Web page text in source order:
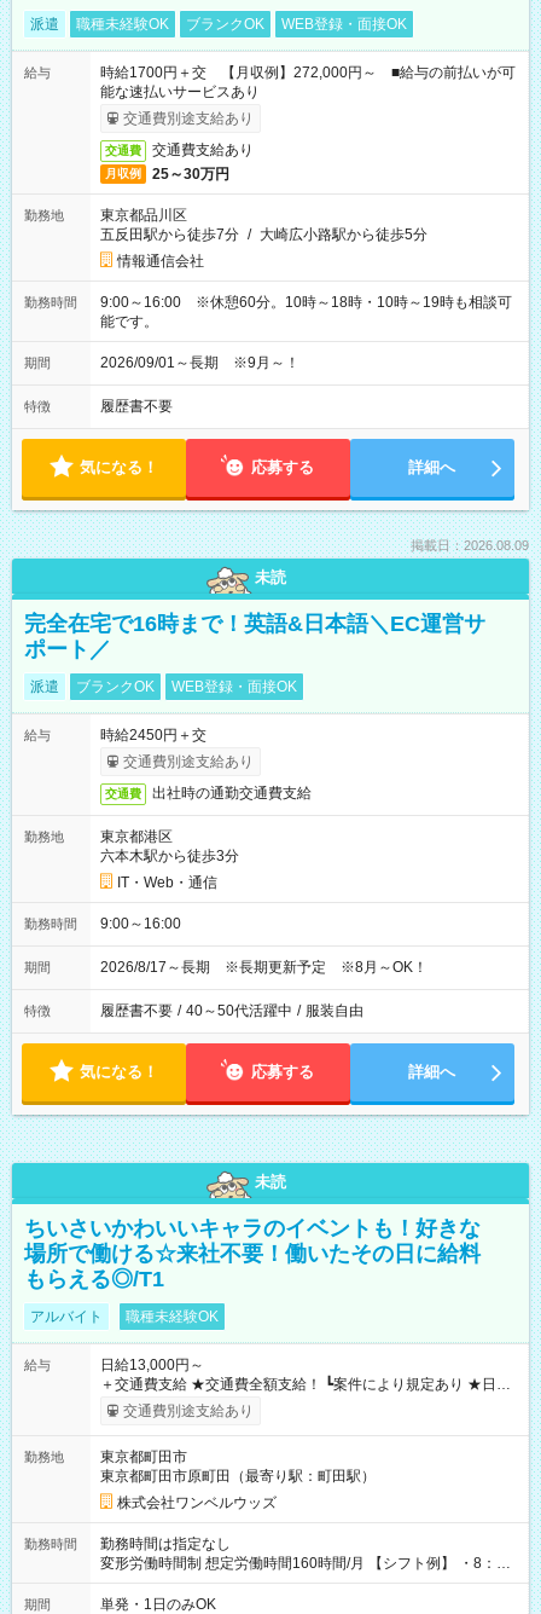
派遣 職種未経験OK ブランクOK WEB登録・面接OK
給与
時給1700円＋交 【月収例】272,000円～ ■給与の前払いが可
能な速払いサービスあり
交通費別途支給あり
交通費 交通費支給あり
月収例 25～30万円
勤務地
東京都品川区
五反田駅から徒歩7分 / 大崎広小路駅から徒歩5分
情報通信会社
勤務時間
9:00～16:00 ※休憩60分。10時～18時・10時～19時も相談可
能です。
期間 2026/09/01～長期 ※9月～！
特徴 履歴書不要
気になる！ 応募する 詳細へ
掲載日：2026.08.09
未読
完全在宅で16時まで！英語&日本語＼EC運営サ
ポート／
派遣 ブランクOK WEB登録・面接OK
給与
時給2450円＋交
交通費別途支給あり
交通費 出社時の通勤交通費支給
勤務地
東京都港区
六本木駅から徒歩3分
IT・Web・通信
勤務時間 9:00～16:00
期間 2026/8/17～長期 ※長期更新予定 ※8月～OK！
特徴 履歴書不要 / 40～50代活躍中 / 服装自由
気になる！ 応募する 詳細へ
未読
ちいさいかわいいキャラのイベントも！好きな
場所で働ける☆来社不要！働いたその日に給料
もらえる◎/T1
アルバイト 職種未経験OK
給与
日給13,000円～
＋交通費支給 ★交通費全額支給！ ┗案件により規定あり ★日払
いOK！（規定あり） ┗働いたその日に現金GET♪ お仕事後はコ
ンビニATMから 日払い分を引き落とせます！ 【試用期間】試
交通費別途支給あり
勤務地
東京都町田市
東京都町田市原町田（最寄り駅：町田駅）
株式会社ワンベルウッズ
勤務時間
勤務時間は指定なし
変形労働時間制 想定労働時間160時間/月 【シフト例】 ・8：00
～21：00
期間 単発・1日のみOK